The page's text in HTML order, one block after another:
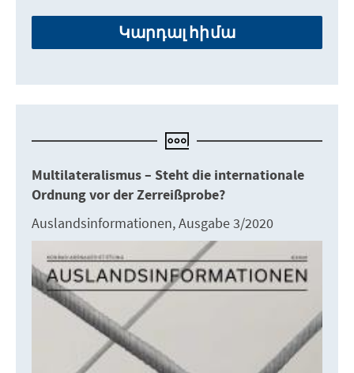
Կարդալ հիմա
Multilateralismus – Steht die internationale
Ordnung vor der Zerreißprobe?
Auslandsinformationen, Ausgabe 3/2020